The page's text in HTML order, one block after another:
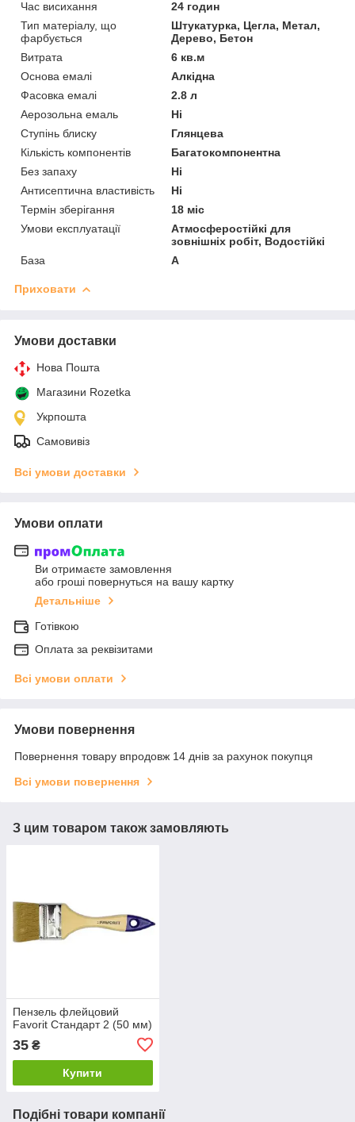
Час висихання
24 годин
Тип матеріалу, що
фарбується
Штукатурка, Цегла, Метал,
Дерево, Бетон
Витрата
6 кв.м
Основа емалі
Алкідна
Фасовка емалі
2.8 л
Аерозольна емаль
Ні
Ступінь блиску
Глянцева
Кількість компонентів
Багатокомпонентна
Без запаху
Ні
Антисептична властивість
Ні
Термін зберігання
18 міс
Умови експлуатації
Атмосферостійкі для
зовнішніх робіт, Водостійкі
База
А
Приховати
Умови доставки
Нова Пошта
Магазини Rozetka
Укрпошта
Самовивіз
Всі умови доставки
Умови оплати
Ви отримаєте замовлення
або гроші повернуться на вашу картку
Детальніше
Готівкою
Оплата за реквізитами
Всі умови оплати
Умови повернення
Повернення товару впродовж 14 днів за рахунок покупця
Всі умови повернення
З цим товаром також замовляють
Пензель флейцовий
Favorit Стандарт 2 (50 мм)
35 ₴
Купити
Подібні товари компанії